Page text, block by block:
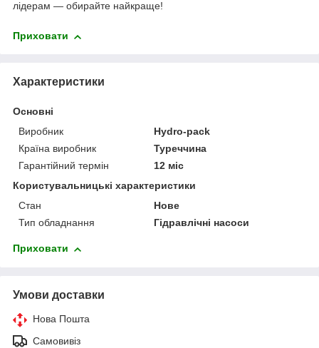
лідерам — обирайте найкраще!
Приховати
Характеристики
Основні
Виробник
Hydro-pack
Країна виробник
Туреччина
Гарантійний термін
12 міс
Користувальницькі характеристики
Стан
Нове
Тип обладнання
Гідравлічні насоси
Приховати
Умови доставки
Нова Пошта
Самовивіз